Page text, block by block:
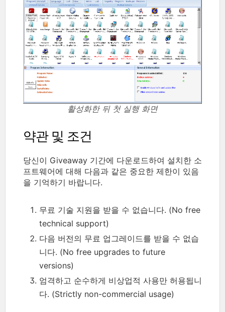
활성화한 뒤 첫 실행 화면
약관 및 조건
당신이 Giveaway 기간에 다운로드하여 설치한 소
프트웨어에 대해 다음과 같은 중요한 제한이 있음
을 기억하기 바랍니다.
무료 기술 지원을 받을 수 없습니다. (No free
technical support)
다음 버전의 무료 업그레이드를 받을 수 없습
니다. (No free upgrades to future
versions)
엄격하고 순수하게 비상업적 사용만 허용됩니
다. (Strictly non-commercial usage)